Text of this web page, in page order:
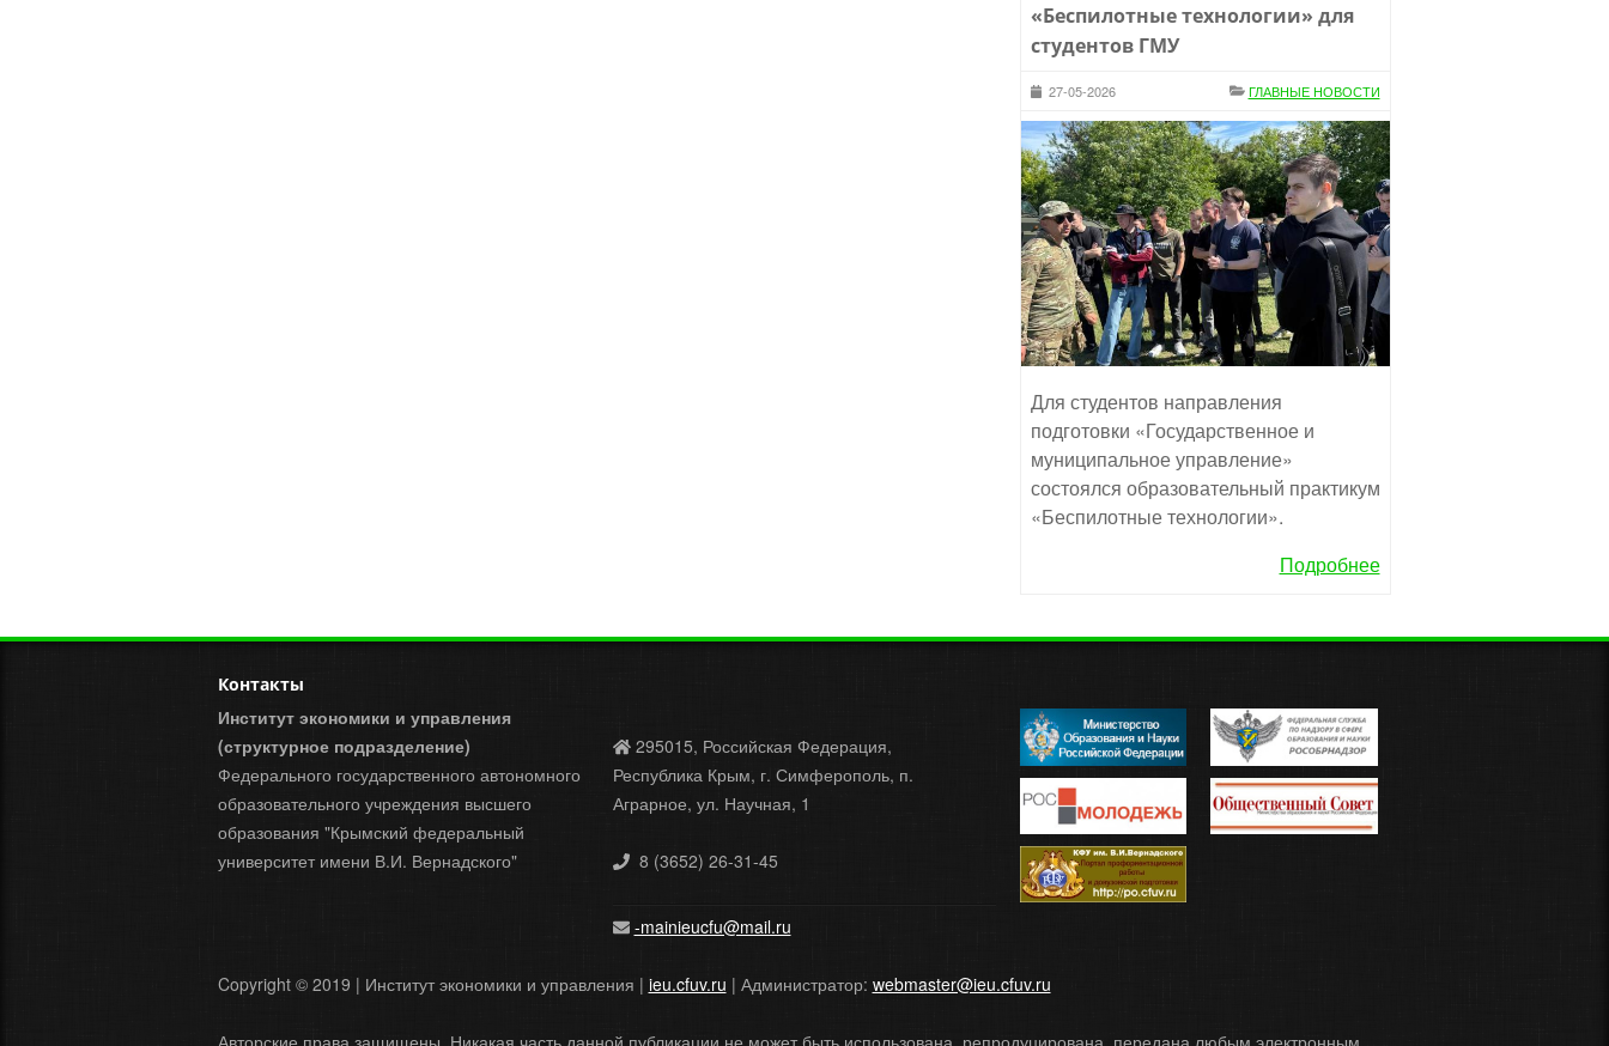
«Беспилотные технологии» для
студентов ГМУ
27-05-2026 ГЛАВНЫЕ НОВОСТИ
Для студентов направления
подготовки «Государственное и
муниципальное управление»
состоялся образовательный практикум
«Беспилотные технологии».
Подробнее
Контакты
Институт экономики и управления
(структурное подразделение)
Федерального государственного автономного
образовательного учреждения высшего
образования "Крымский федеральный
университет имени В.И. Вернадского"
295015, Российская Федерация,
Республика Крым, г. Симферополь, п.
Аграрное, ул. Научная, 1
8 (3652) 26-31-45
-mainieucfu@mail.ru
Copyright © 2019 | Институт экономики и управления | ieu.cfuv.ru | Администратор: webmaster@ieu.cfuv.ru
Авторские права защищены. Никакая часть данной публикации не может быть использована, репродуцирована, передана любым электронным,